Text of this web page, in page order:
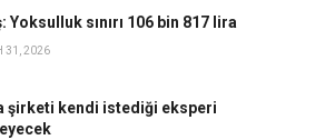
Yoksulluk sınırı 106 bin 817 lira
31, 2026
şirketi kendi istediği eksperi